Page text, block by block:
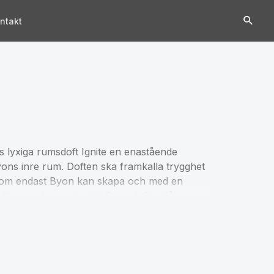
rumsdoft Ignite en enastående
inre rum. Doften ska framkalla trygghet
endast Byon kan skapa och med en
vilket speglas i en lekfull och glad
inget paraffin eller andra
trimma ljusveken före varje